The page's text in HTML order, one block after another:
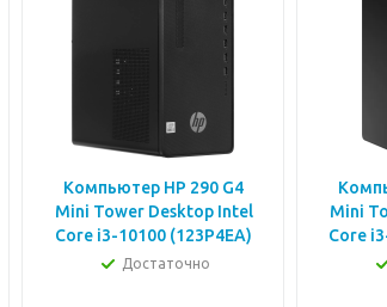
Компьютер HP 290 G4
Mini Tower Desktop Intel
Core i3-10100 (123P4EA)
Достаточно
Mini
Core